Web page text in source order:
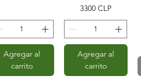
Agregar al
carrito
Precio
3300 CLP
Agregar al
carrito